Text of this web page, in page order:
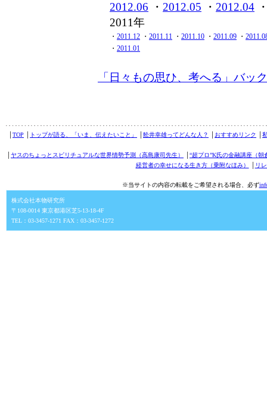
2012.06 ・ 2012.05 ・ 2012.04
2011年
・ 2011.12 ・ 2011.11 ・ 2011.10 ・ 2011.09 ・
・ 2011.01
「日々もの思ひ、考へる」バッ
TOP トップが語る、「いま、伝えたいこと」 舩井幸雄ってどんな人？ おすすめリンク
ヤスのちょっとスピリチュアルな世界情勢予測（高島康司先生）
“超プロ”K氏の金融講座（朝
経営者の幸せになる生き方（乗附なほみ）
リ
※当サイトの内容の転載をご希望される場合、必ず
株式会社本物研究所
〒108-0014 東京都港区芝5-13-18-4F
TEL：03-3457-1271 FAX：03-3457-1272